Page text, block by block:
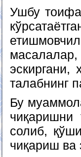
Ушбу
эскиргани,
талабнинг
Бу
чиқаришни
солиб,
чиқариш ва